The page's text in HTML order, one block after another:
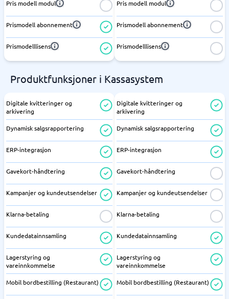
Pris modell modul
Prismodell abonnement
Prismodelllisens
Pris modell modul
Prismodell abonnement
Prismodelllisens
Produktfunksjoner i Kassasystem
Digitale kvitteringer og
arkivering
Dynamisk salgsrapportering
ERP-integrasjon
Gavekort-håndtering
Kampanjer og kundeutsendelser
Klarna-betaling
Kundedatainnsamling
Lagerstyring og
vareinnkommelse
Mobil bordbestilling (Restaurant)
Digitale kvitteringer og
arkivering
Dynamisk salgsrapportering
ERP-integrasjon
Gavekort-håndtering
Kampanjer og kundeutsendelser
Klarna-betaling
Kundedatainnsamling
Lagerstyring og
vareinnkommelse
Mobil bordbestilling (Restaurant)